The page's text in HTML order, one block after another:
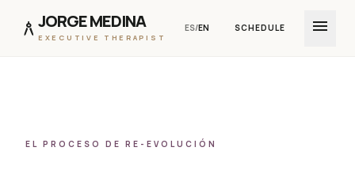
architecture JORGE MEDINA
EXECUTIVE THERAPIST
ES/EN SCHEDULE menu
EL PROCESO DE RE-EVOLUCIÓN